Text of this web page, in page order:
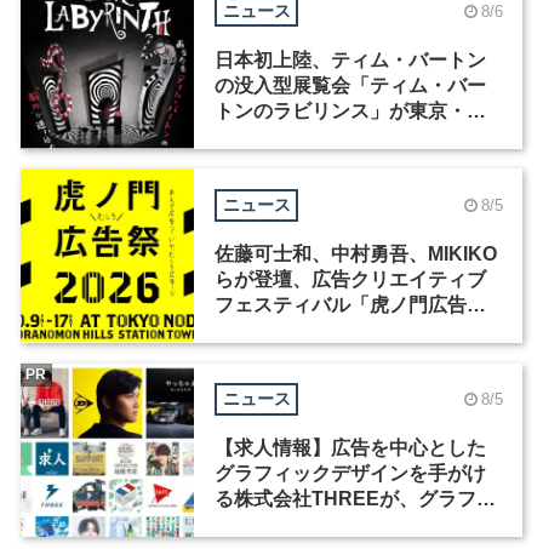
ニュース 8/6
日本初上陸、ティム・バートン
の没入型展覧会「ティム・バー
トンのラビリンス」が東京・豊
ニュース 8/5
佐藤可士和、中村勇吾、MIKIKO
らが登壇、広告クリエイティブ
フェスティバル「虎ノ門広告
ニュース 8/5
【求人情報】広告を中心とした
グラフィックデザインを手がけ
る株式会社THREEが、グラフィ
PR